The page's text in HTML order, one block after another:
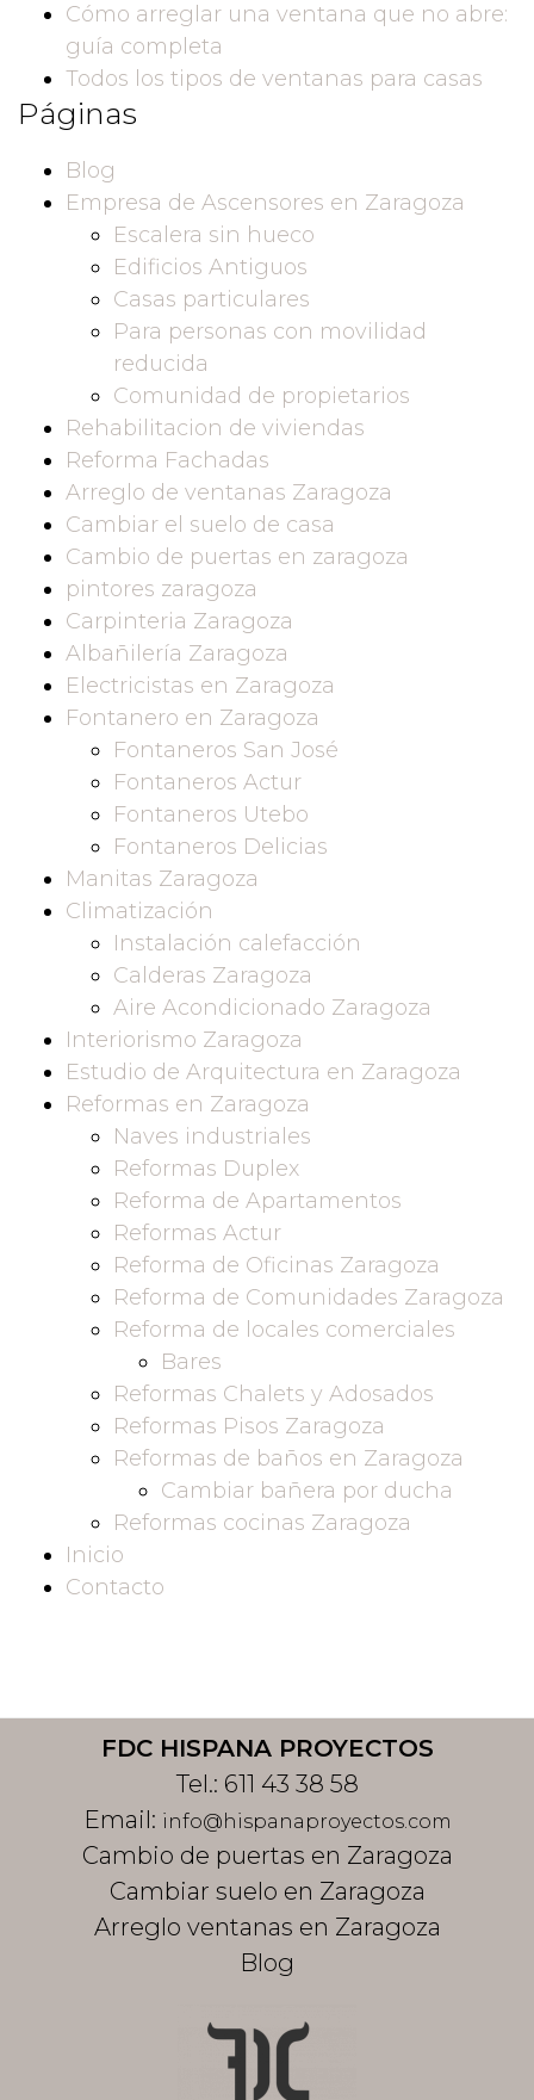
Cómo arreglar una ventana que no abre:
guía completa
Todos los tipos de ventanas para casas
Páginas
Blog
Empresa de Ascensores en Zaragoza
Escalera sin hueco
Edificios Antiguos
Casas particulares
Para personas con movilidad
reducida
Comunidad de propietarios
Rehabilitacion de viviendas
Reforma Fachadas
Arreglo de ventanas Zaragoza
Cambiar el suelo de casa
Cambio de puertas en zaragoza
pintores zaragoza
Carpinteria Zaragoza
Albañilería Zaragoza
Electricistas en Zaragoza
Fontanero en Zaragoza
Fontaneros San José
Fontaneros Actur
Fontaneros Utebo
Fontaneros Delicias
Manitas Zaragoza
Climatización
Instalación calefacción
Calderas Zaragoza
Aire Acondicionado Zaragoza
Interiorismo Zaragoza
Estudio de Arquitectura en Zaragoza
Reformas en Zaragoza
Naves industriales
Reformas Duplex
Reforma de Apartamentos
Reformas Actur
Reforma de Oficinas Zaragoza
Reforma de Comunidades Zaragoza
Reforma de locales comerciales
Bares
Reformas Chalets y Adosados
Reformas Pisos Zaragoza
Reformas de baños en Zaragoza
Cambiar bañera por ducha
Reformas cocinas Zaragoza
Inicio
Contacto
FDC HISPANA PROYECTOS
Tel.: 611 43 38 58
Email: info@hispanaproyectos.com
Cambio de puertas en Zaragoza
Cambiar suelo en Zaragoza
Arreglo ventanas en Zaragoza
Blog